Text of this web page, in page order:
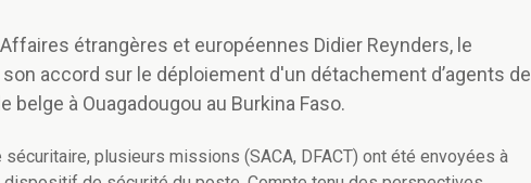
étrangères et européennes Didier Reynders, le
accord sur le déploiement d'un détachement d’agents de
belge à Ouagadougou au Burkina Faso.
plusieurs missions (SACA, DFACT) ont été envoyées à